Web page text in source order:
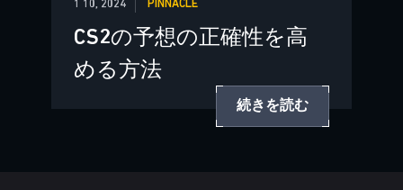
1 10, 2024 PINNACLE
CS2の予想の正確性を高
める方法
続きを読む